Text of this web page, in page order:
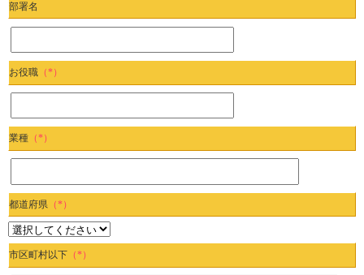
部署名
お役職 （*）
業種 （*）
都道府県 （*）
市区町村以下 （*）